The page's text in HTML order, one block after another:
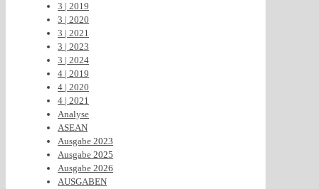
3 | 2019
3 | 2020
3 | 2021
3 | 2023
3 | 2024
4 | 2019
4 | 2020
4 | 2021
Analyse
ASEAN
Ausgabe 2023
Ausgabe 2025
Ausgabe 2026
AUSGABEN